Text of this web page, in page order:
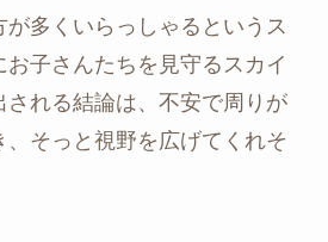
多くいらっしゃるというス
子さんたちを見守るスカイ
される結論は、不安で周りが
、そっと視野を広げてくれそ